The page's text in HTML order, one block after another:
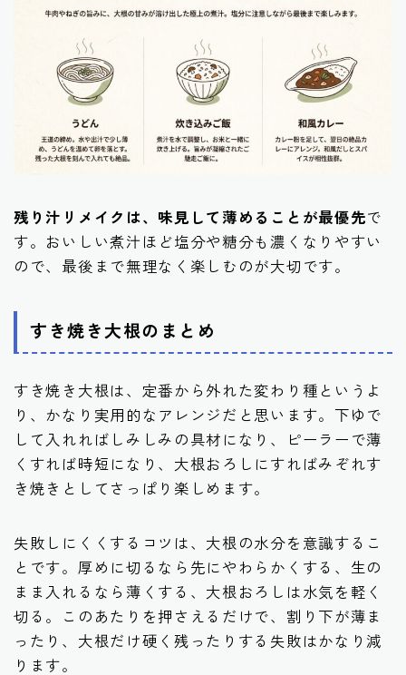
残り汁リメイクは、味見して薄めることが最優先で
す。おいしい煮汁ほど塩分や糖分も濃くなりやすい
ので、最後まで無理なく楽しむのが大切です。
すき焼き大根のまとめ
すき焼き大根は、定番から外れた変わり種というよ
り、かなり実用的なアレンジだと思います。下ゆで
して入れればしみしみの具材になり、ピーラーで薄
くすれば時短になり、大根おろしにすればみぞれす
き焼きとしてさっぱり楽しめます。
失敗しにくくするコツは、大根の水分を意識するこ
とです。厚めに切るなら先にやわらかくする、生の
まま入れるなら薄くする、大根おろしは水気を軽く
切る。このあたりを押さえるだけで、割り下が薄ま
ったり、大根だけ硬く残ったりする失敗はかなり減
ります。